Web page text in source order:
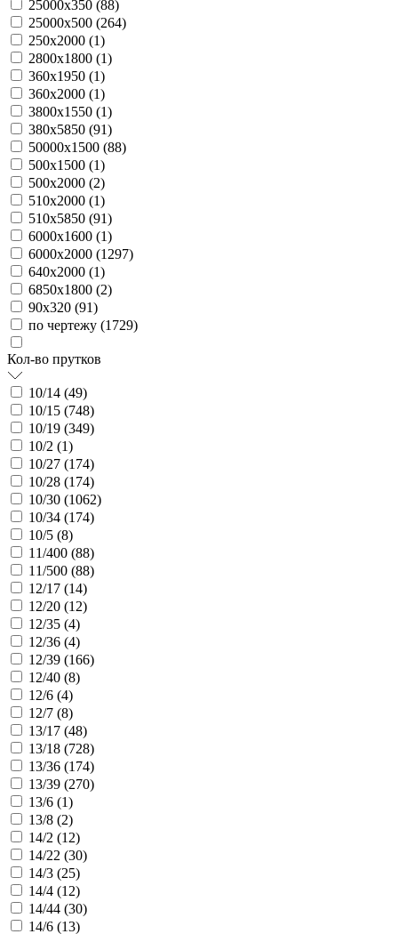
25000х350 (88)
25000х500 (264)
250х2000 (1)
2800х1800 (1)
360х1950 (1)
360х2000 (1)
3800х1550 (1)
380х5850 (91)
50000х1500 (88)
500х1500 (1)
500х2000 (2)
510х2000 (1)
510х5850 (91)
6000х1600 (1)
6000х2000 (1297)
640х2000 (1)
6850х1800 (2)
90х320 (91)
по чертежу (1729)
Кол-во прутков
10/14 (49)
10/15 (748)
10/19 (349)
10/2 (1)
10/27 (174)
10/28 (174)
10/30 (1062)
10/34 (174)
10/5 (8)
11/400 (88)
11/500 (88)
12/17 (14)
12/20 (12)
12/35 (4)
12/36 (4)
12/39 (166)
12/40 (8)
12/6 (4)
12/7 (8)
13/17 (48)
13/18 (728)
13/36 (174)
13/39 (270)
13/6 (1)
13/8 (2)
14/2 (12)
14/22 (30)
14/3 (25)
14/4 (12)
14/44 (30)
14/6 (13)